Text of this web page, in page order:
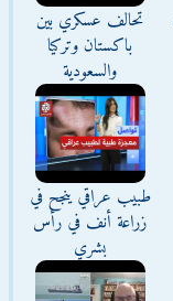
تحالف عسكري بين
باكستان وتركيا
والسعودية
طبيب عراقي ينجح في
زراعة أنف في رأس
بشري